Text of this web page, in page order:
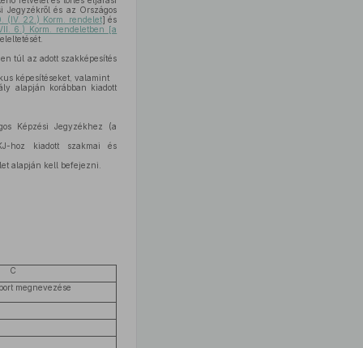
Jegyzékről és az Országos
(IV. 22.) Korm. rendelet] és
6.) Korm. rendeletben [a
túl az adott szakképesítés
képesítéseket, valamint
alapján korábban kiadott
Képzési Jegyzékhez (a
hoz kiadott szakmai és
alapján kell befejezni.
C
megnevezése